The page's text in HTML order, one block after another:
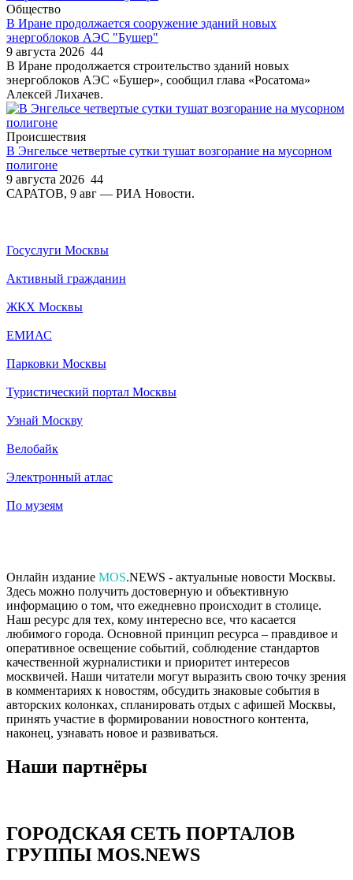
Общество
В Иране продолжается сооружение зданий новых
энергоблоков АЭС "Бушер"
9 августа 2026 44
В Иране продолжается строительство зданий новых
энергоблоков АЭС «Бушер», сообщил глава «Росатома»
Алексей Лихачев.
Происшествия
В Энгельсе четвертые сутки тушат возгорание на мусорном
полигоне
9 августа 2026 44
САРАТОВ, 9 авг — РИА Новости.
Госуслуги Москвы
Активный гражданин
ЖКХ Москвы
ЕМИАС
Парковки Москвы
Туристический портал Москвы
Узнай Москву
Велобайк
Электронный атлас
По музеям
Онлайн издание MOS.NEWS - актуальные новости Москвы.
Здесь можно получить достоверную и объективную
информацию о том, что ежедневно происходит в столице.
Наш ресурс для тех, кому интересно все, что касается
любимого города. Основной принцип ресурса – правдивое и
оперативное освещение событий, соблюдение стандартов
качественной журналистики и приоритет интересов
москвичей. Наши читатели могут выразить свою точку зрения
в комментариях к новостям, обсудить знаковые события в
авторских колонках, спланировать отдых с афишей Москвы,
принять участие в формировании новостного контента,
наконец, узнавать новое и развиваться.
Наши партнёры
ГОРОДСКАЯ СЕТЬ ПОРТАЛОВ
ГРУППЫ MOS.NEWS